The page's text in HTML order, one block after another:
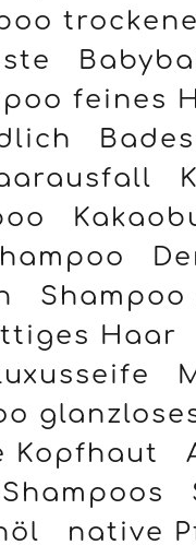
feines
Haar
Kopfhaut
native